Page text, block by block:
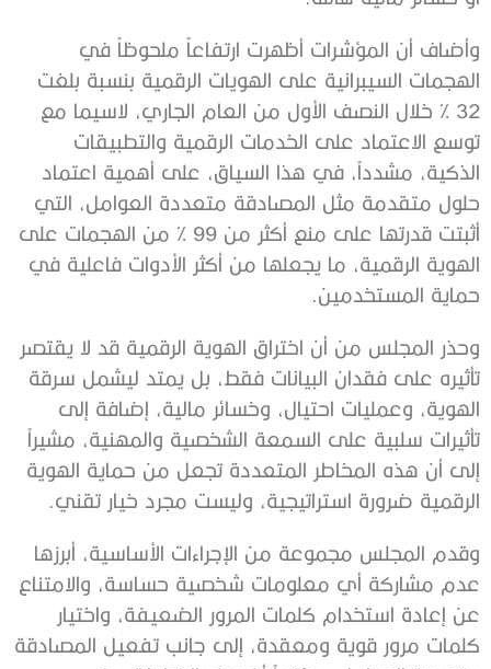
وأضاف أن المؤشرات أظهرت ارتفاعاً ملحوظاً في
الهجمات السيبرانية على الهويات الرقمية بنسبة بلغت
32 % خلال النصف الأول من العام الجاري، لاسيما مع
توسع الاعتماد على الخدمات الرقمية والتطبيقات
الذكية، مشدداً، في هذا السياق، على أهمية اعتماد
حلول متقدمة مثل المصادقة متعددة العوامل، التي
أثبتت قدرتها على منع أكثر من 99 % من الهجمات على
الهوية الرقمية، ما يجعلها من أكثر الأدوات فاعلية في
حماية المستخدمين.
وحذر المجلس من أن اختراق الهوية الرقمية قد لا يقتصر
تأثيره على فقدان البيانات فقط، بل يمتد ليشمل سرقة
الهوية، وعمليات احتيال، وخسائر مالية، إضافة إلى
تأثيرات سلبية على السمعة الشخصية والمهنية، مشيراً
إلى أن هذه المخاطر المتعددة تجعل من حماية الهوية
الرقمية ضرورة استراتيجية، وليست مجرد خيار تقني.
وقدم المجلس مجموعة من الإجراءات الأساسية، أبرزها
عدم مشاركة أي معلومات شخصية حساسة، والامتناع
عن إعادة استخدام كلمات المرور الضعيفة، واختيار
كلمات مرور قوية ومعقدة، إلى جانب تفعيل المصادقة